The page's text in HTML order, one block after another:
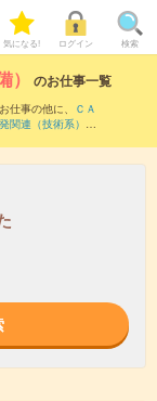
気になる! ログイン 検索
のお仕事一覧
事の他に、
ＣＡ
関連（技術系） な